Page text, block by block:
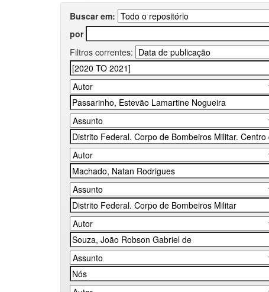
Buscar em:
por
Filtros correntes: